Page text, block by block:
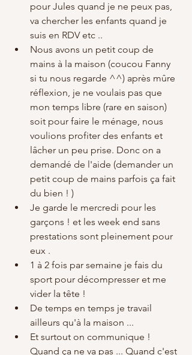
pour Jules quand je ne peux pas,
va chercher les enfants quand je
suis en RDV etc ..
Nous avons un petit coup de
mains à la maison (coucou Fanny
si tu nous regarde ^^) après mûre
réflexion, je ne voulais pas que
mon temps libre (rare en saison)
soit pour faire le ménage, nous
voulions profiter des enfants et
lâcher un peu prise. Donc on a
demandé de l'aide (demander un
petit coup de mains parfois ça fait
du bien ! )
Je garde le mercredi pour les
garçons ! et les week end sans
prestations sont pleinement pour
eux .
1 à 2 fois par semaine je fais du
sport pour décompresser et me
vider la tête !
De temps en temps je travail
ailleurs qu'à la maison ...
Et surtout on communique !
Quand ça ne va pas ... Quand c'est